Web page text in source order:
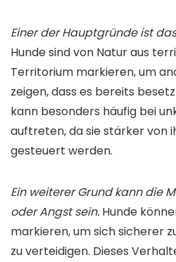
Einer der Hauptgründe ist
Hunde sind von Natur aus
Territorium markieren, um
zeigen, dass es bereits
kann besonders häufig bei
auftreten, da sie stärker von
gesteuert werden.
Ein weiterer Grund kann die
oder Angst sein. Hunde
markieren, um sich sicherer
zu verteidigen. Dieses